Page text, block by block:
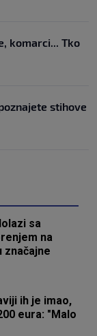
komarci... Tko
stihove
sa
na
značajne
ih je imao,
eura: "Malo